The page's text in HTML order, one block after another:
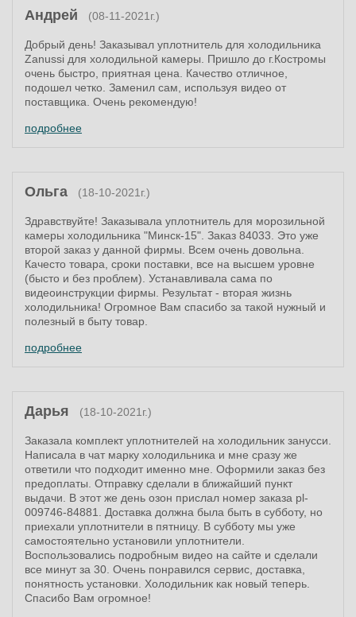
Андрей (08-11-2021г.)
Добрый день! Заказывал уплотнитель для холодильника
Zanussi для холодильной камеры. Пришло до г.Костромы
очень быстро, приятная цена. Качество отличное,
подошел четко. Заменил сам, используя видео от
поставщика. Очень рекомендую!
подробнее
Ольга (18-10-2021г.)
Здравствуйте! Заказывала уплотнитель для морозильной
камеры холодильника "Минск-15". Заказ 84033. Это уже
второй заказ у данной фирмы. Всем очень довольна.
Качесто товара, сроки поставки, все на высшем уровне
(бысто и без проблем). Устанавливала сама по
видеоинструкции фирмы. Результат - вторая жизнь
холодильника! Огромное Вам спасибо за такой нужный и
полезный в быту товар.
подробнее
Дарья (18-10-2021г.)
Заказала комплект уплотнителей на холодильник занусси.
Написала в чат марку холодильника и мне сразу же
ответили что подходит именно мне. Оформили заказ без
предоплаты. Отправку сделали в ближайший пункт
выдачи. В этот же день озон прислал номер заказа pl-
009746-84881. Доставка должна была быть в субботу, но
приехали уплотнители в пятницу. В субботу мы уже
самостоятельно установили уплотнители.
Воспользовались подробным видео на сайте и сделали
все минут за 30. Очень понравился сервис, доставка,
понятность установки. Холодильник как новый теперь.
Спасибо Вам огромное!